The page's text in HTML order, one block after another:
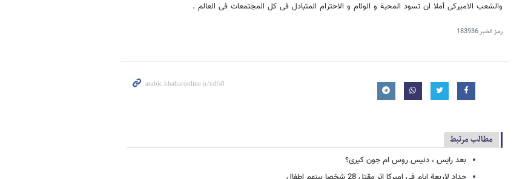
والشعب الامیرکی أملا ان تسود المحبة و الوئام و الاحترام المتبادل فی کل المجتمعات فی العالم .
رمز الخبر183936
مطالب مرتبط
بعد رایس ، دنیس روس ام جون کیری؟